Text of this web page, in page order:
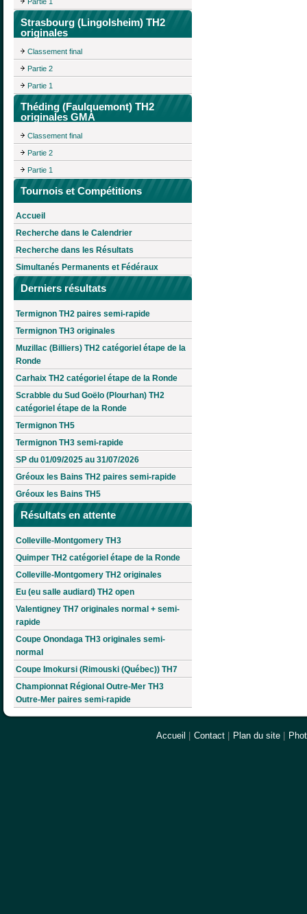
Strasbourg (Lingolsheim) TH2
originales
Classement final
Partie 2
Partie 1
Théding (Faulquemont) TH2
originales GMA
Classement final
Partie 2
Partie 1
Tournois et Compétitions
Accueil
Recherche dans le Calendrier
Recherche dans les Résultats
Simultanés Permanents et Fédéraux
Derniers résultats
Termignon TH2 paires semi-rapide
Termignon TH3 originales
Muzillac (Billiers) TH2 catégoriel étape de la
Ronde
Carhaix TH2 catégoriel étape de la Ronde
Scrabble du Sud Goëlo (Plourhan) TH2
catégoriel étape de la Ronde
Termignon TH5
Termignon TH3 semi-rapide
SP du 01/09/2025 au 31/07/2026
Gréoux les Bains TH2 paires semi-rapide
Gréoux les Bains TH5
Résultats en attente
Colleville-Montgomery TH3
Quimper TH2 catégoriel étape de la Ronde
Colleville-Montgomery TH2 originales
Eu (eu salle audiard) TH2 open
Valentigney TH7 originales normal + semi-
rapide
Coupe Onondaga TH3 originales semi-
normal
Coupe Imokursi (Rimouski (Québec)) TH7
Championnat Régional Outre-Mer TH3
Outre-Mer paires semi-rapide
Accueil Contact Plan du site